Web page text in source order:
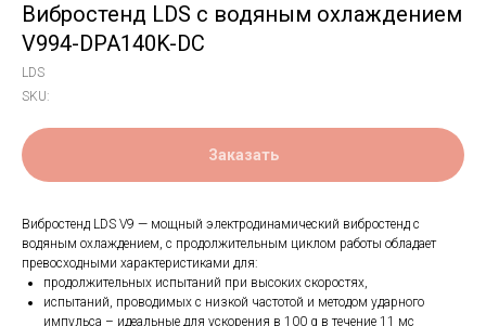
Вибростенд LDS с водяным охлаждением
V994-DPA140K-DC
LDS
SKU:
Заказать
Вибростенд LDS V9 — мощный электродинамический вибростенд с
водяным охлаждением, с продолжительным циклом работы обладает
превосходными характеристиками для:
продолжительных испытаний при высоких скоростях,
испытаний, проводимых с низкой частотой и методом ударного
импульса – идеальные для ускорения в 100 g в течение 11 мс